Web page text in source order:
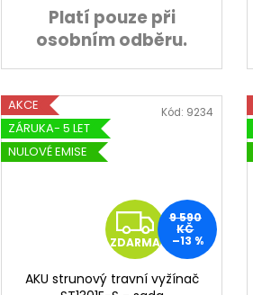
Platí pouze při
osobním odběru.
AKCE
ZÁRUKA- 5 LET
NULOVÉ EMISE
Z
D
ZDARMA
9 590
KČ
–13 %
AKU strunový travní vyžínač
Kód: 9234